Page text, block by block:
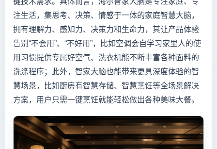
注生活，集思考、决策、情感于一体的家庭智慧大脑，
拥有理解力、感知力、决策力和生命力，其让产品体验
告别“不会用”、“不好用”，比如空调会自学习家里人的使
用习惯提供专属好空气、洗衣机能不断丰富各种面料的
洗涤程序；此外，智家大脑也能带来更具深度体验的智
慧场景，比如厨房有智慧存储、智慧烹饪等全场景解决
方案，用户只需一键烹饪就能轻松做出各种美味大餐。